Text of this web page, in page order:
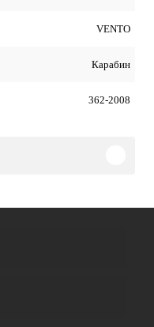
VENTO
Карабин
362-2008